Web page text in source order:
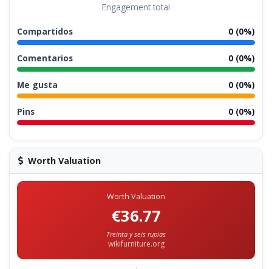
Engagement total
Compartidos 0 (0%)
Comentarios 0 (0%)
Me gusta 0 (0%)
Pins 0 (0%)
Worth Valuation
Worth Valuation
€36.77
Treinta y seis rupias
wikifurniture.org